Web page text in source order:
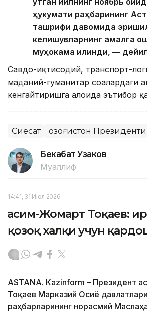
ҳукумати раҳбарининг
ташрифи давомида
келишувларнинг амалга
муҳокама қилинди, —
Савдо-иқтисодий, транспорт-
маданий-гуманитар соҳалардаги
кенгайтиришга алоҳида эътибор
Сиёсат Қозоғистон Президенти
Бекабат Узаков
Муаллиф
14:41, 31 Июл 2026
Қасим-Жомарт Тоқаев:
қозоқ халқи учун
ASTANА. Кazinform – Президент
Тоқаев Марказий Осиё
раҳбарларининг норасмий